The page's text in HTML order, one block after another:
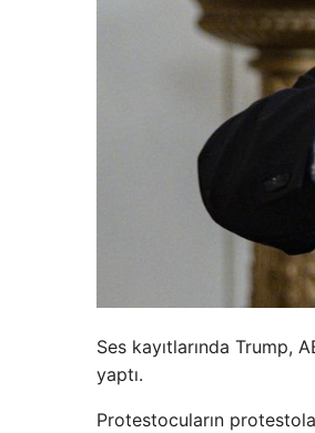
Ses kayıtlarında Trump,
yaptı.
Protestocuların